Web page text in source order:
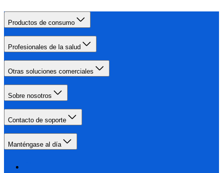
Productos de consumo
Profesionales de la salud
Otras soluciones comerciales
Sobre nosotros
Contacto de soporte
Manténgase al día